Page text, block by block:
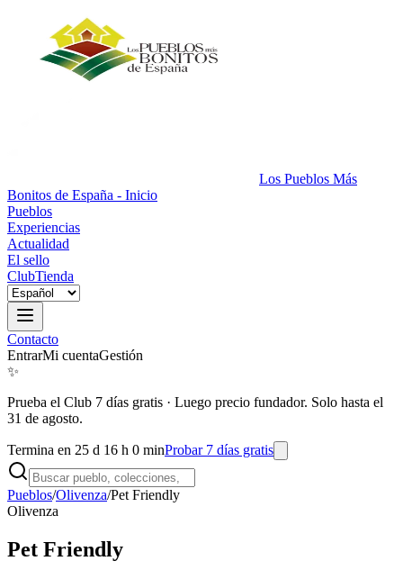
Los Pueblos Más
Bonitos de España - Inicio
Pueblos
Experiencias
Actualidad
El sello
ClubTienda
Contacto
EntrarMi cuentaGestión
✨
Prueba el Club 7 días gratis · Luego precio fundador. Solo hasta el
31 de agosto.
Termina en 25 d 16 h 0 minProbar 7 días gratis
Pueblos/Olivenza/Pet Friendly
Olivenza
Pet Friendly